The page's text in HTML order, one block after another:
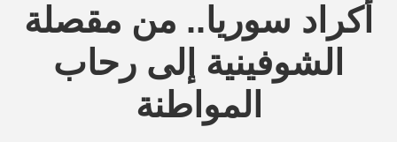
أكراد سوريا.. من مقصلة
الشوفينية إلى رحاب
المواطنة